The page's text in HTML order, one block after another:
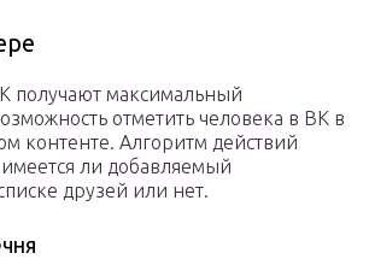
получают максимальный
отметить человека в ВК в
контенте. Алгоритм действий
имеется ли добавляемый
друзей или нет.